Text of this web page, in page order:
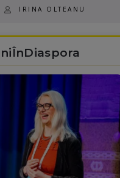
IRINA OLTEANU